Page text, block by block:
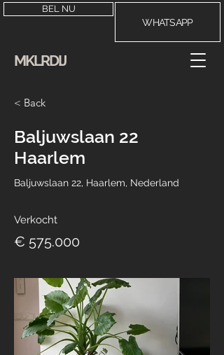
BEL NU
MKLRDIJ
WHATSAPP
< Back
Baljuwslaan 22
Haarlem
Baljuwslaan 22, Haarlem, Nederland
Verkocht
€ 575.000